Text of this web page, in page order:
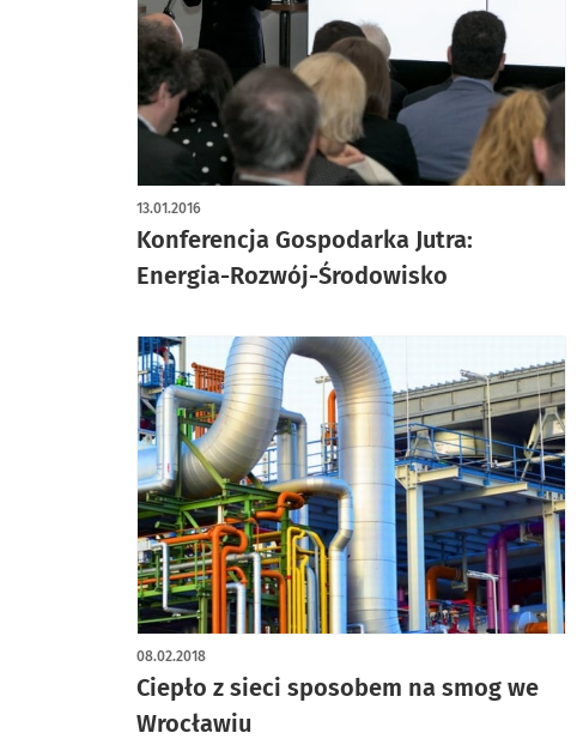
Konferencja Gospodarka Jutra:
Energia-Rozwój-Środowisko
13.01.2016
Ciepło z sieci sposobem na smog we
Wrocławiu
08.02.2018